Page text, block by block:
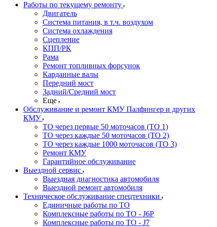
Работы по текущему ремонту
Двигатель
Система питания, в т.ч. воздухом
Система охлаждения
Сцепление
КПП/РК
Рама
Ремонт топливных форсунок
Карданные валы
Передний мост
Задний/Средний мост
Еще
Обслуживание и ремонт КМУ Палфингер и других
КМУ
ТО через первые 50 моточасов (ТО 1)
ТО через каждые 50 моточасов (ТО 2)
ТО через каждые 1000 моточасов (ТО 3)
Ремонт КМУ
Гарантийное обслуживание
Выездной сервис
Выездная диагностика автомобиля
Выездной ремонт автомобиля
Техническое обслуживание спецтехники
Единичные работы по ТО
Комплексные работы по ТО - J6P
Комплексные работы по ТО - J7